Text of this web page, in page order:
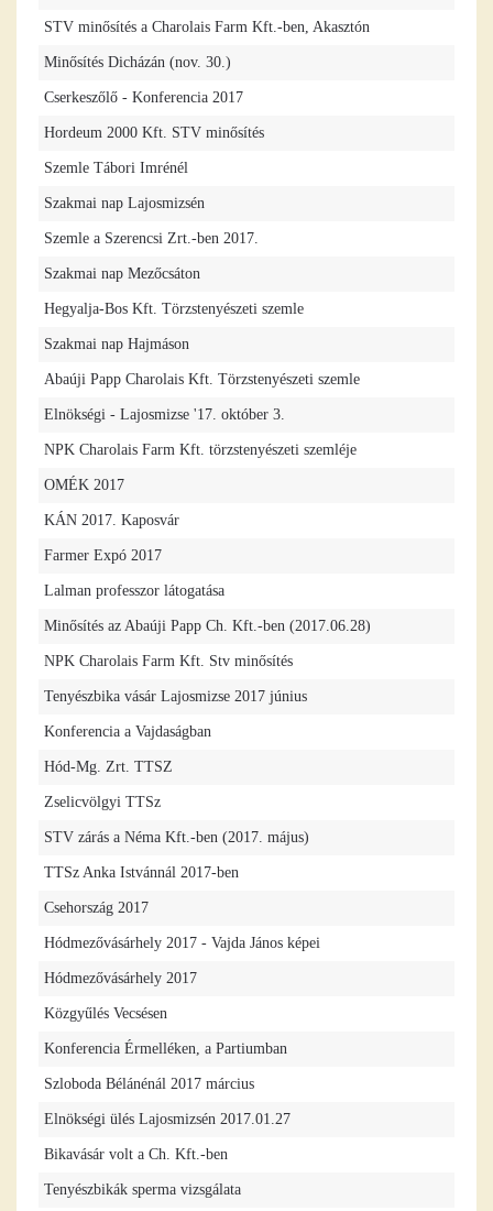
STV minősítés a Charolais Farm Kft.-ben, Akasztón
Minősítés Dicházán (nov. 30.)
Cserkeszőlő - Konferencia 2017
Hordeum 2000 Kft. STV minősítés
Szemle Tábori Imrénél
Szakmai nap Lajosmizsén
Szemle a Szerencsi Zrt.-ben 2017.
Szakmai nap Mezőcsáton
Hegyalja-Bos Kft. Törzstenyészeti szemle
Szakmai nap Hajmáson
Abaúji Papp Charolais Kft. Törzstenyészeti szemle
Elnökségi - Lajosmizse '17. október 3.
NPK Charolais Farm Kft. törzstenyészeti szemléje
OMÉK 2017
KÁN 2017. Kaposvár
Farmer Expó 2017
Lalman professzor látogatása
Minősítés az Abaúji Papp Ch. Kft.-ben (2017.06.28)
NPK Charolais Farm Kft. Stv minősítés
Tenyészbika vásár Lajosmizse 2017 június
Konferencia a Vajdaságban
Hód-Mg. Zrt. TTSZ
Zselicvölgyi TTSz
STV zárás a Néma Kft.-ben (2017. május)
TTSz Anka Istvánnál 2017-ben
Csehország 2017
Hódmezővásárhely 2017 - Vajda János képei
Hódmezővásárhely 2017
Közgyűlés Vecsésen
Konferencia Érmelléken, a Partiumban
Szloboda Bélánénál 2017 március
Elnökségi ülés Lajosmizsén 2017.01.27
Bikavásár volt a Ch. Kft.-ben
Tenyészbikák sperma vizsgálata